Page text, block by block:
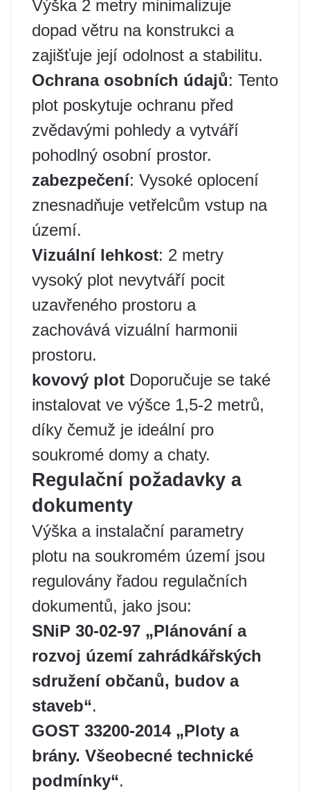
Výška 2 metry minimalizuje
dopad větru na konstrukci a
zajišťuje její odolnost a stabilitu.
Ochrana osobních údajů: Tento
plot poskytuje ochranu před
zvědavými pohledy a vytváří
pohodlný osobní prostor.
zabezpečení: Vysoké oplocení
znesnadňuje vetřelcům vstup na
území.
Vizuální lehkost: 2 metry
vysoký plot nevytváří pocit
uzavřeného prostoru a
zachovává vizuální harmonii
prostoru.
kovový plot Doporučuje se také
instalovat ve výšce 1,5-2 metrů,
díky čemuž je ideální pro
soukromé domy a chaty.
Regulační požadavky a
dokumenty
Výška a instalační parametry
plotu na soukromém území jsou
regulovány řadou regulačních
dokumentů, jako jsou:
SNiP 30-02-97 „Plánování a
rozvoj území zahrádkářských
sdružení občanů, budov a
staveb“.
GOST 33200-2014 „Ploty a
brány. Všeobecné technické
podmínky“.